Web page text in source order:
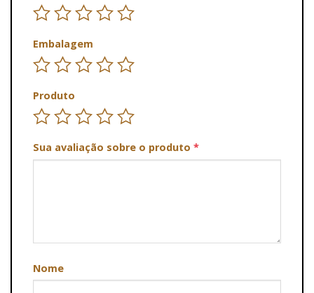
Embalagem
Produto
Sua avaliação sobre o produto *
Nome